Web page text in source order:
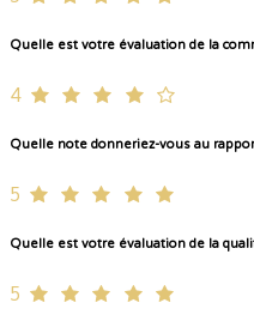
Quelle est votre évaluation de la
4
Quelle note donneriez-vous au
5
Quelle est votre évaluation de la
5